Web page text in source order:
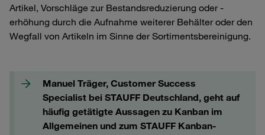
Artikel, Vorschläge zur Bestandsreduzierung oder -
erhöhung durch die Aufnahme weiterer Behälter oder den
Wegfall von Artikeln im Sinne der Sortimentsbereinigung.
Manuel Träger, Customer Success
Specialist bei STAUFF Deutschland, geht auf
häufig getätigte Aussagen zu Kanban im
Allgemeinen und zum STAUFF Kanban-